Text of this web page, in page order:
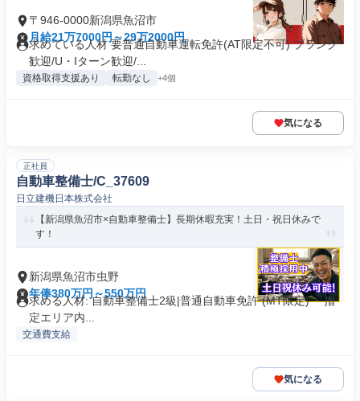
〒946-0000新潟県魚沼市
月給21万7000円～29万2000円
求めている人材 要普通自動車運転免許(AT限定不可) ブランク
歓迎/U・Iターン歓迎/...
資格取得支援あり 転勤なし +4個
気になる
正社員
自動車整備士/C_37609
日立建機日本株式会社
【新潟県魚沼市×自動車整備士】長期休暇充実！土日・祝日休みで
す！
新潟県魚沼市虫野
年俸380万円～550万円
求める人材: 自動車整備士2級|普通自動車免許 (MT限定) ・指
定エリア内...
交通費支給
気になる